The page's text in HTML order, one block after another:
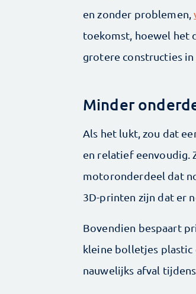
en zonder problemen,
toekomst, hoewel het
grotere constructies in
Minder
Als het lukt, zou dat
en relatief eenvoudig.
motoronderdeel dat
3D-printen zijn dat er
Bovendien bespaart
kleine bolletjes plastic
nauwelijks afval